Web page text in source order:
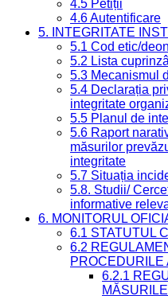
4.5 Petiții
4.6 Autentificare
5. INTEGRITATE
5.1 Cod etic/
5.2 Lista
5.3 Mecanismul
5.4 Declarația
integritate
5.5 Planul de
5.6 Raport
măsurilor
integritate
5.7 Situația
5.8. Studii/
informative
6. MONITORUL
6.1 STATUTUL
6.2
PROCEDURILE
6.2.1